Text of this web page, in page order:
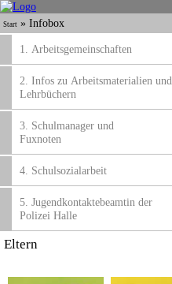
Start » Infobox
1. Arbeitsgemeinschaften
2. Infos zu Arbeitsmaterialien und
Lehrbüchern
3. Schulmanager und
Fuxnoten
4. Schulsozialarbeit
5. Jugendkontaktebeamtin der
Polizei Halle
Eltern